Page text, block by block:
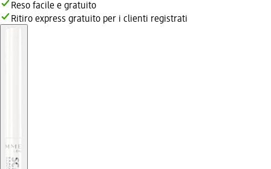
Reso facile e gratuito
Ritiro express gratuito per i clienti registrati